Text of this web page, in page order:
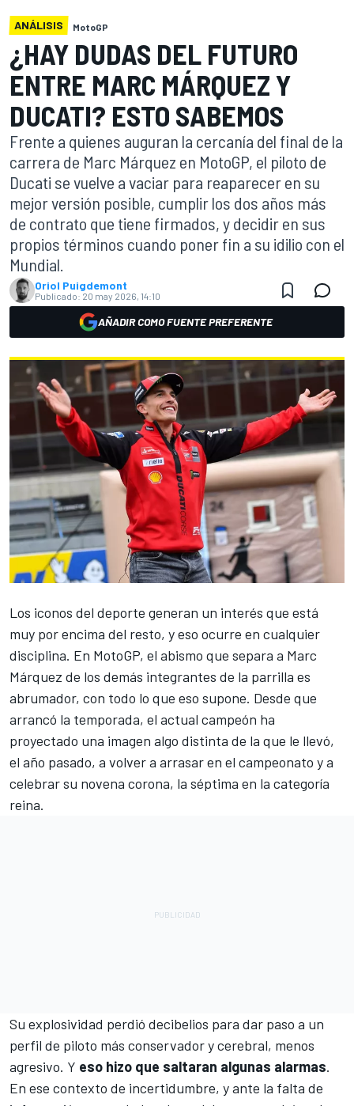
ANÁLISIS MotoGP
¿HAY DUDAS DEL FUTURO
ENTRE MARC MÁRQUEZ Y
DUCATI? ESTO SABEMOS
Frente a quienes auguran la cercanía del final de la
carrera de Marc Márquez en MotoGP, el piloto de
Ducati se vuelve a vaciar para reaparecer en su
mejor versión posible, cumplir los dos años más
de contrato que tiene firmados, y decidir en sus
propios términos cuando poner fin a su idilio con el
Mundial.
Oriol Puigdemont
Publicado: 20 may 2026, 14:10
AÑADIR COMO FUENTE PREFERENTE
Los iconos del deporte generan un interés que está
muy por encima del resto, y eso ocurre en cualquier
disciplina. En MotoGP, el abismo que separa a Marc
Márquez de los demás integrantes de la parrilla es
abrumador, con todo lo que eso supone. Desde que
arrancó la temporada, el actual campeón ha
proyectado una imagen algo distinta de la que le llevó,
el año pasado, a volver a arrasar en el campeonato y a
celebrar su novena corona, la séptima en la categoría
reina.
Su explosividad perdió decibelios para dar paso a un
perfil de piloto más conservador y cerebral, menos
agresivo. Y eso hizo que saltaran algunas alarmas.
En ese contexto de incertidumbre, y ante la falta de